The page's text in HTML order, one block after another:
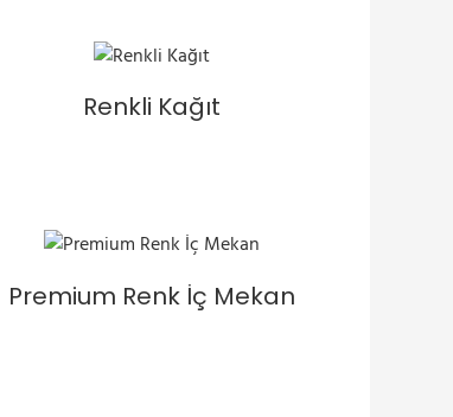
Renkli Kağıt
Premium Renk İç Mekan